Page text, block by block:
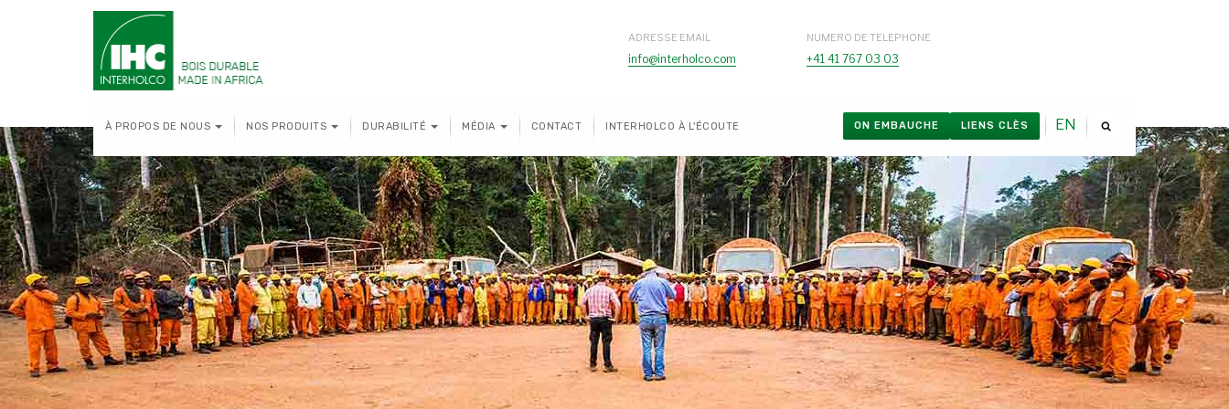
ADRESSE EMAIL
info@interholco.com
NUMERO DE TELEPHONE
+41 41 767 03 03
À PROPOS DE NOUS NOS PRODUITS DURABILITÉ MÉDIA CONTACT INTERHOLCO À L'ÉCOUTE EN
ON EMBAUCHE LIENS CLÈS